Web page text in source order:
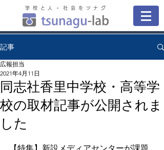
学校と人・社会をツナグ
記事
同志社香里中学校・高等学
校の取材記事が公開されま
した
広報担当
2021年4月11日